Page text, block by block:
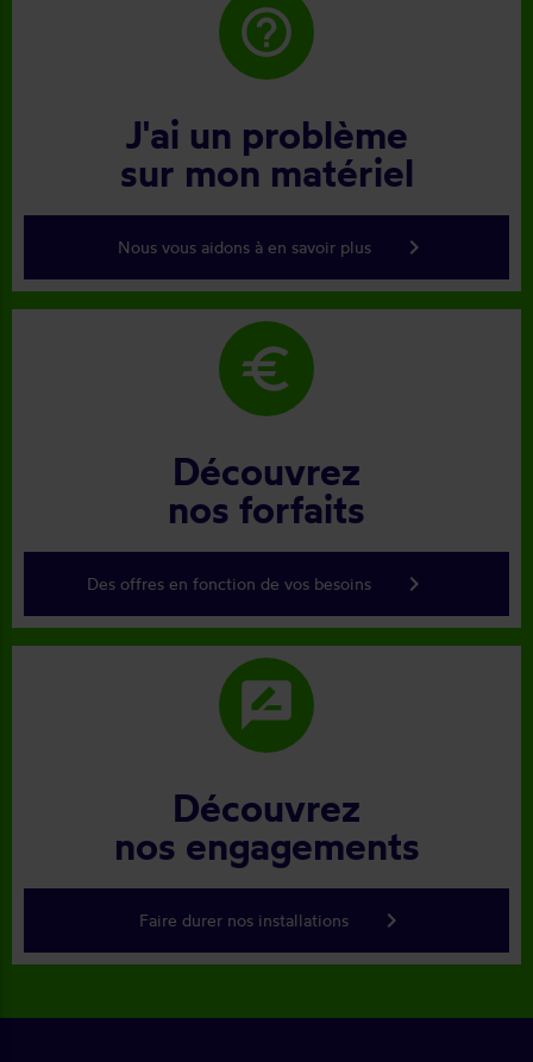
help_outline
J'ai un problème
sur mon matériel
Nous vous aidons à en savoir plus keyboard_arrow_right
euro
Découvrez
nos forfaits
Des offres en fonction de vos besoins keyboard_arrow_right
rate_review
Découvrez
nos engagements
Faire durer nos installations keyboard_arrow_right